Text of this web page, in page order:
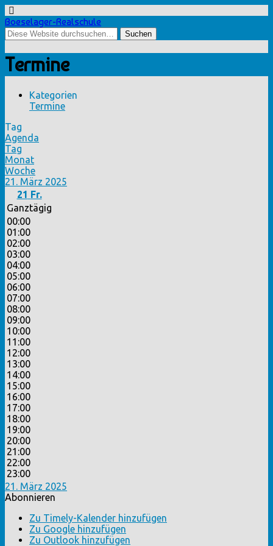
Boeselager-Realschule
Termine
Kategorien
Termine
Tag
Agenda
Tag
Monat
Woche
21. März 2025
21 Fr.
Ganztägig
00:00
01:00
02:00
03:00
04:00
05:00
06:00
07:00
08:00
09:00
10:00
11:00
12:00
13:00
14:00
15:00
16:00
17:00
18:00
19:00
20:00
21:00
22:00
23:00
21. März 2025
Abonnieren
Zu Timely-Kalender hinzufügen
Zu Google hinzufügen
Zu Outlook hinzufügen